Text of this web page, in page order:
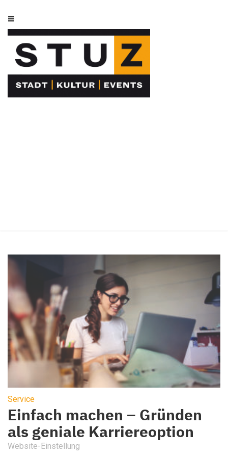
Service
Einfach machen – Gründen
als geniale Karriereoption
Website-Einstellung